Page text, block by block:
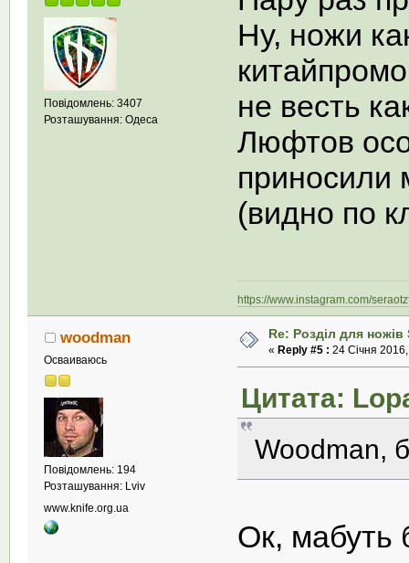
Повідомлень: 3407
Розташування: Одеса
Ну, ножи
не весть
Люфтов
приносили
(видно по
https://www.instagram.com/
woodman
Осваиваюсь
Повідомлень: 194
Розташування: Lviv
www.knife.org.ua
Re: Розділ для ножів
« Reply #5 : 24 Січня
Цитата:
Woodman,
Ок,